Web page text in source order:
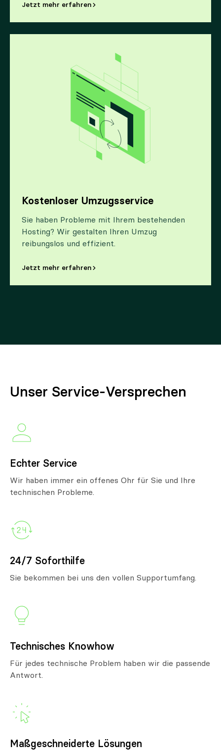
Jetzt mehr erfahren
Kostenloser Umzugsservice
Sie haben Probleme mit Ihrem bestehenden
Hosting? Wir gestalten Ihren Umzug
reibungslos und effizient.
Jetzt mehr erfahren
Unser Service-Versprechen
Echter Service
Wir haben immer ein offenes Ohr für Sie und Ihre
technischen Probleme.
24/7 Soforthilfe
Sie bekommen bei uns den vollen Supportumfang.
Technisches Knowhow
Für jedes technische Problem haben wir die passende
Antwort.
Maßgeschneiderte Lösungen